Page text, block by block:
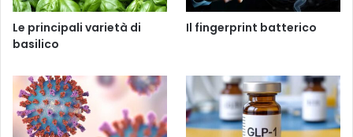
Le principali varietà di
basilico
Il fingerprint batterico